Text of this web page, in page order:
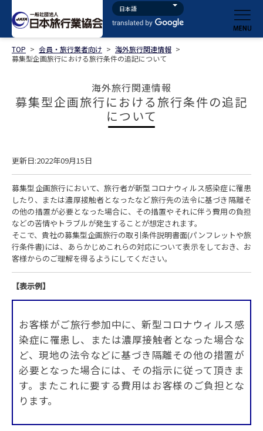
TOP > 会員・旅行業者向け > 海外旅行関連情報 >
募集型企画旅行における旅行条件の追記について
海外旅行関連情報
募集型企画旅行における旅行条件の追記
について
更新日:2022年09月15日
募集型企画旅行において、旅行者が新型コロナウィルス感染症に罹患
したり、または濃厚接触者となったなど旅行先の法令に基づき隔離そ
の他の措置が必要となった場合に、その措置やそれに伴う費用の負担
などの苦情やトラブルが発生することが想定されます。
そこで、貴社の募集型企画旅行の取引条件説明書面(パンフレットや旅
行条件書)には、あらかじめこれらの対応について表示をしておき、お
客様からのご理解を得るようにしてください。
【表示例】
お客様がご旅行参加中に、新型コロナウィルス感
染症に罹患し、または濃厚接触者となった場合な
ど、現地の法令などに基づき隔離その他の措置が
必要となった場合には、その指示に従って頂きま
す。またこれに要する費用はお客様のご負担とな
ります。